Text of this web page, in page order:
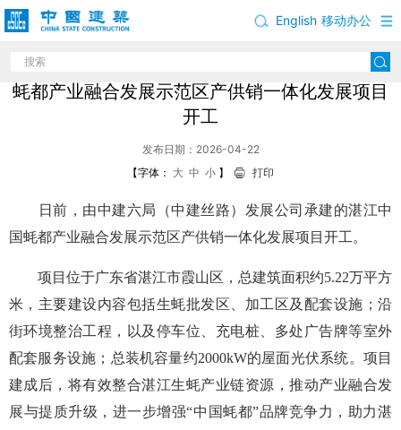
移动办公
English
中建六局（中建丝路）发展公司承建的湛江中国
蚝都产业融合发展示范区产供销一体化发展项目
开工
发布日期：2026-04-22
【字体： 大 中 小 】 打印
日前，由中建六局（中建丝路）发展公司承建的湛江中
国蚝都产业融合发展示范区产供销一体化发展项目开工。
项目位于广东省湛江市霞山区，总建筑面积约5.22万平方
米，主要建设内容包括生蚝批发区、加工区及配套设施；沿
街环境整治工程，以及停车位、充电桩、多处广告牌等室外
配套服务设施；总装机容量约2000kW的屋面光伏系统。项目
建成后，将有效整合湛江生蚝产业链资源，推动产业融合发
展与提质升级，进一步增强“中国蚝都”品牌竞争力，助力湛